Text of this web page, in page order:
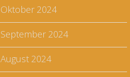
Oktober 2024
September 2024
August 2024